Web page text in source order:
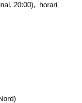
20:00),  horari